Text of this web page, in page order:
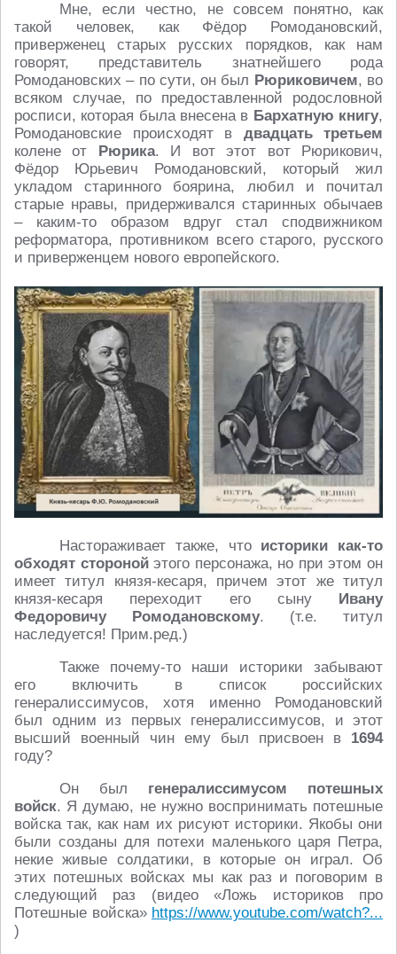
Мне, если честно, не совсем понятно, как
такой человек, как Фёдор Ромодановский,
приверженец старых русских порядков, как нам
говорят, представитель знатнейшего рода
Ромодановских – по сути, он был Рюриковичем, во
всяком случае, по предоставленной родословной
росписи, которая была внесена в Бархатную книгу,
Ромодановские происходят в двадцать третьем
колене от Рюрика. И вот этот вот Рюрикович,
Фёдор Юрьевич Ромодановский, который жил
укладом старинного боярина, любил и почитал
старые нравы, придерживался старинных обычаев
– каким-то образом вдруг стал сподвижником
реформатора, противником всего старого, русского
и приверженцем нового европейского.
Настораживает также, что историки как-то
обходят сторонойэтого персонажа, но при этом он
имеет титул князя-кесаря, причем этот же титул
князя-кесаря переходит его сыну Ивану
Федоровичу Ромодановскому. (т.е. титул
наследуется! Прим.ред.)
Также почему-то наши историки забывают
его включить в список российских
генералиссимусов, хотя именно Ромодановский
был одним из первых генералиссимусов, и этот
высший военный чин ему был присвоен в 1694
году?
Он был генералиссимусом потешных
войск. Я думаю, не нужно воспринимать потешные
войска так, как нам их рисуют историки. Якобы они
были созданы для потехи маленького царя Петра,
некие живые солдатики, в которые он играл. Об
этих потешных войсках мы как раз и поговорим в
следующий раз (видео «Ложь историков про
Потешные войска» https://www.youtube.com/watch?...
)